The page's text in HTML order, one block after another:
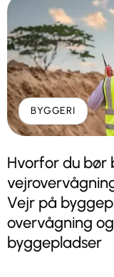
BYGGERI
Hvorfor du bør
Vejr på
overvågning
byggepladser